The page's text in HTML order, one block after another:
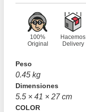
100%
Original
Hacemos
Delivery
Peso
0.45 kg
Dimensiones
5.5 × 41 × 27 cm
COLOR